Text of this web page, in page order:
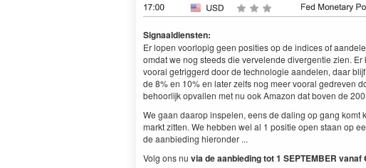
Signaaldiensten:
Er lopen voorlopig geen posities op de indices of
omdat we nog steeds die vervelende divergentie zien.
vooral getriggerd door de technologie aandelen, daar
de 8% en 10% en later zelfs nog meer vooral gedreven
behoorlijk opvallen met nu ook Amazon dat boven de
We gaan daarop inspelen, eens de daling op gang
markt zitten. We hebben wel al 1 positie open staan op
de aanbieding hieronder ...
Volg ons nu via de aanbiedingtot 1 SEPTEMBER vanaf